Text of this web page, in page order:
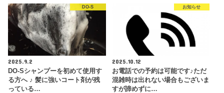
DO-S
2025.9.2
DO-Sシャンプーを初めて使用す
る方へ ♪ 髪に強いコート剤が残
っている…
お知らせ
2025.10.12
お電話での予約は可能です♪ただ
混雑時は出れない場合もございま
すが諦めずに…